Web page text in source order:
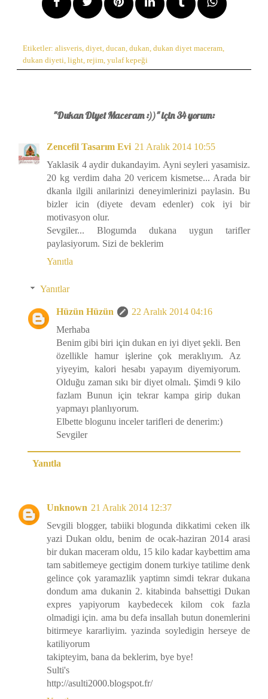
Etiketler: alisveris, diyet, ducan, dukan, dukan diyet maceram,
dukan diyeti, light, rejim, yulaf kepeği
"Dukan Diyet Maceram :))" için 34 yorum:
Zencefil Tasarım Evi 21 Aralık 2014 10:55
Yaklasik 4 aydir dukandayim. Ayni seyleri yasamisiz.
20 kg verdim daha 20 vericem kismetse... Arada bir
dkanla ilgili anilarinizi deneyimlerinizi paylasin. Bu
bizler icin (diyete devam edenler) cok iyi bir
motivasyon olur.
Sevgiler... Blogumda dukana uygun tarifler
paylasiyorum. Sizi de beklerim
Yanıtla
Yanıtlar
Hüzün Hüzün
22 Aralık 2014 04:16
Merhaba
Benim gibi biri için dukan en iyi diyet şekli. Ben
özellikle hamur işlerine çok meraklıyım. Az
yiyeyim, kalori hesabı yapayım diyemiyorum.
Olduğu zaman sıkı bir diyet olmalı. Şimdi 9 kilo
fazlam Bunun için tekrar kampa girip dukan
yapmayı planlıyorum.
Elbette blogunu inceler tarifleri de denerim:)
Sevgiler
Yanıtla
Unknown 21 Aralık 2014 12:37
Sevgili blogger, tabiiki blogunda dikkatimi ceken ilk
yazi Dukan oldu, benim de ocak-haziran 2014 arasi
bir dukan maceram oldu, 15 kilo kadar kaybettim ama
tam sabitlemeye gectigim donem turkiye tatilime denk
gelince çok yaramazlik yaptimn simdi tekrar dukana
dondum ama dukanin 2. kitabinda bahsettigi Dukan
expres yapiyorum kaybedecek kilom cok fazla
olmadigi için. ama bu defa insallah butun donemlerini
bitirmeye kararliyim. yazinda soyledigin herseye de
katiliyorum
takipteyim, bana da beklerim, bye bye!
Sulti's
http://asulti2000.blogspot.fr/